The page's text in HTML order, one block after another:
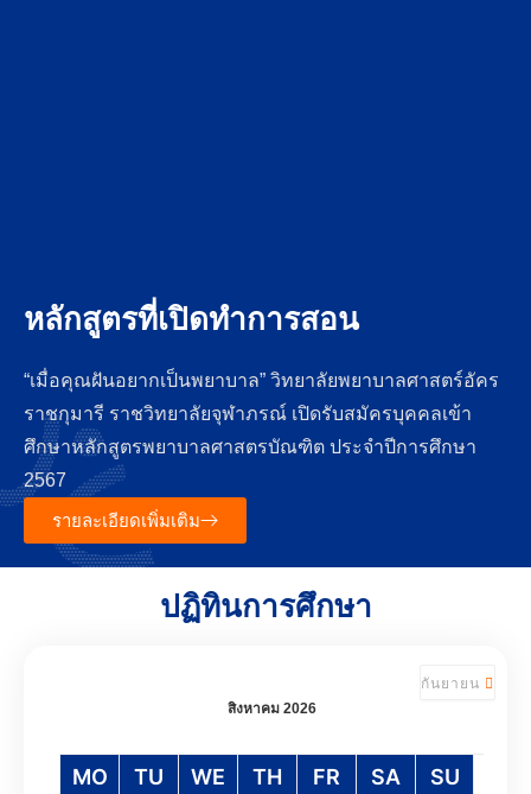
หลักสูตรที่เปิดทำการสอน
“เมื่อคุณฝันอยากเป็นพยาบาล” วิทยาลัยพยาบาลศาสตร์อัคร
ราชกุมารี ราชวิทยาลัยจุฬาภรณ์ เปิดรับสมัครบุคคลเข้า
ศึกษาหลักสูตรพยาบาลศาสตรบัณฑิต ประจำปีการศึกษา
2567
รายละเอียดเพิ่มเติม
ปฏิทินการศึกษา
สิงหาคม 2026
กันยายน
MO TU WE TH FR SA SU